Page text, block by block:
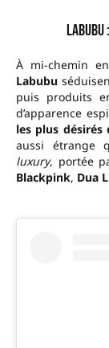
À mi-chemin
Labubu
puis produits
d’apparence
les plus
aussi étrange
luxury, portée
Blackpink, Dua